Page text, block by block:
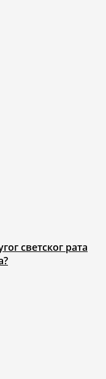
светског рата